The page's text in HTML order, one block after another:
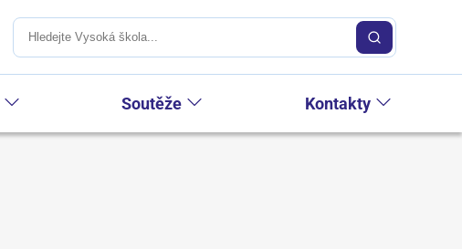
Soutěže Kontakty